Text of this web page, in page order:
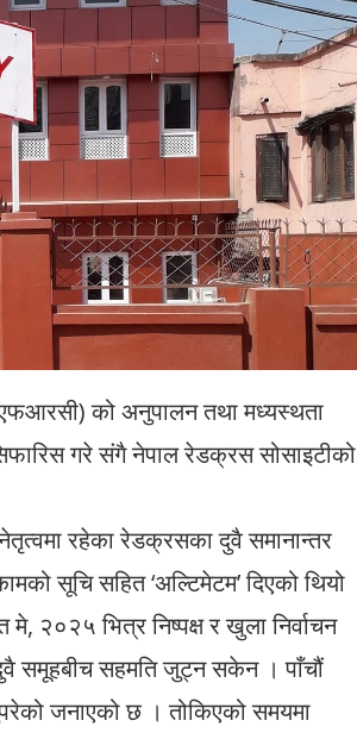
को अनुपालन तथा मध्यस्थता
गरे संगै नेपाल रेडक्रस सोसाइटीको
रहेका रेडक्रसका दुवै समानान्तर
सूचि सहित ‘अल्टिमेटम’ दिएको थियो
२०२५ भित्र निष्पक्ष र खुला निर्वाचन
दुवै समूहबीच सहमति जुट्न सकेन । पाँचौं
जनाएको छ । तोकिएको समयमा